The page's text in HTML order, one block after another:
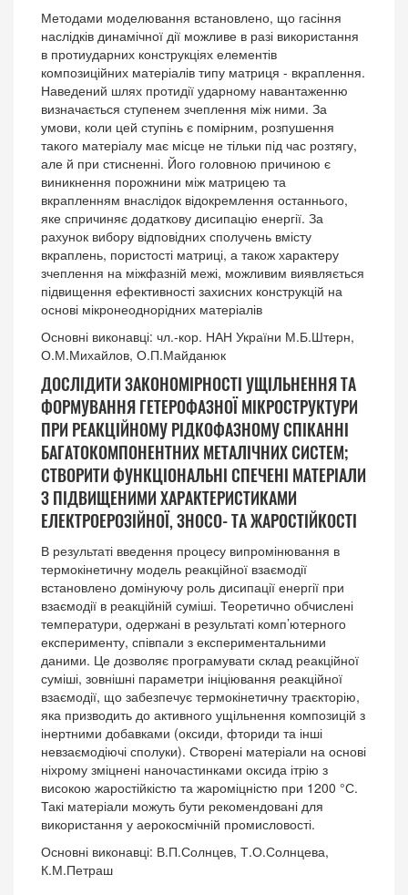
Методами моделювання встановлено, що гасіння
наслідків динамічної дії можливе в разі використання
в протиударних конструкціях елементів
композиційних матеріалів типу матриця - вкраплення.
Наведений шлях протидії ударному навантаженню
визначається ступенем зчеплення між ними. За
умови, коли цей ступінь є помірним, розпушення
такого матеріалу має місце не тільки під час розтягу,
але й при стисненні. Його головною причиною є
виникнення порожнини між матрицею та
вкрапленням внаслідок відокремлення останнього,
яке спричиняє додаткову дисипацію енергії. За
рахунок вибору відповідних сполучень вмісту
вкраплень, пористості матриці, а також характеру
зчеплення на міжфазній межі, можливим виявляється
підвищення ефективності захисних конструкцій на
основі мікронеоднорідних матеріалів
Основні виконавці: чл.-кор. НАН України М.Б.Штерн,
О.М.Михайлов, О.П.Майданюк
ДОСЛІДИТИ ЗАКОНОМІРНОСТІ УЩІЛЬНЕННЯ ТА
ФОРМУВАННЯ ГЕТЕРОФАЗНОЇ МІКРОСТРУКТУРИ
ПРИ РЕАКЦІЙНОМУ РІДКОФАЗНОМУ СПІКАННІ
БАГАТОКОМПОНЕНТНИХ МЕТАЛІЧНИХ СИСТЕМ;
СТВОРИТИ ФУНКЦІОНАЛЬНІ СПЕЧЕНІ МАТЕРІАЛИ
З ПІДВИЩЕНИМИ ХАРАКТЕРИСТИКАМИ
ЕЛЕКТРОЕРОЗІЙНОЇ, ЗНОСО- ТА ЖАРОСТІЙКОСТІ
В результаті введення процесу випромінювання в
термокінетичну модель реакційної взаємодії
встановлено домінуючу роль дисипації енергії при
взаємодії в реакційній суміші. Теоретично обчислені
температури, одержані в результаті комп’ютерного
експерименту, співпали з експериментальними
даними. Це дозволяє програмувати склад реакційної
суміші, зовнішні параметри ініціювання реакційної
взаємодії, що забезпечує термокінетичну траєкторію,
яка призводить до активного ущільнення композицій з
інертними добавками (оксиди, фториди та інші
невзаємодіючі сполуки). Створені матеріали на основі
ніхрому зміцнені наночастинками оксида ітрію з
високою жаростійкістю та жароміцністю при 1200 °С.
Такі матеріали можуть бути рекомендовані для
використання у аерокосмічній промисловості.
Основні виконавці: В.П.Солнцев, Т.О.Солнцева,
К.М.Петраш